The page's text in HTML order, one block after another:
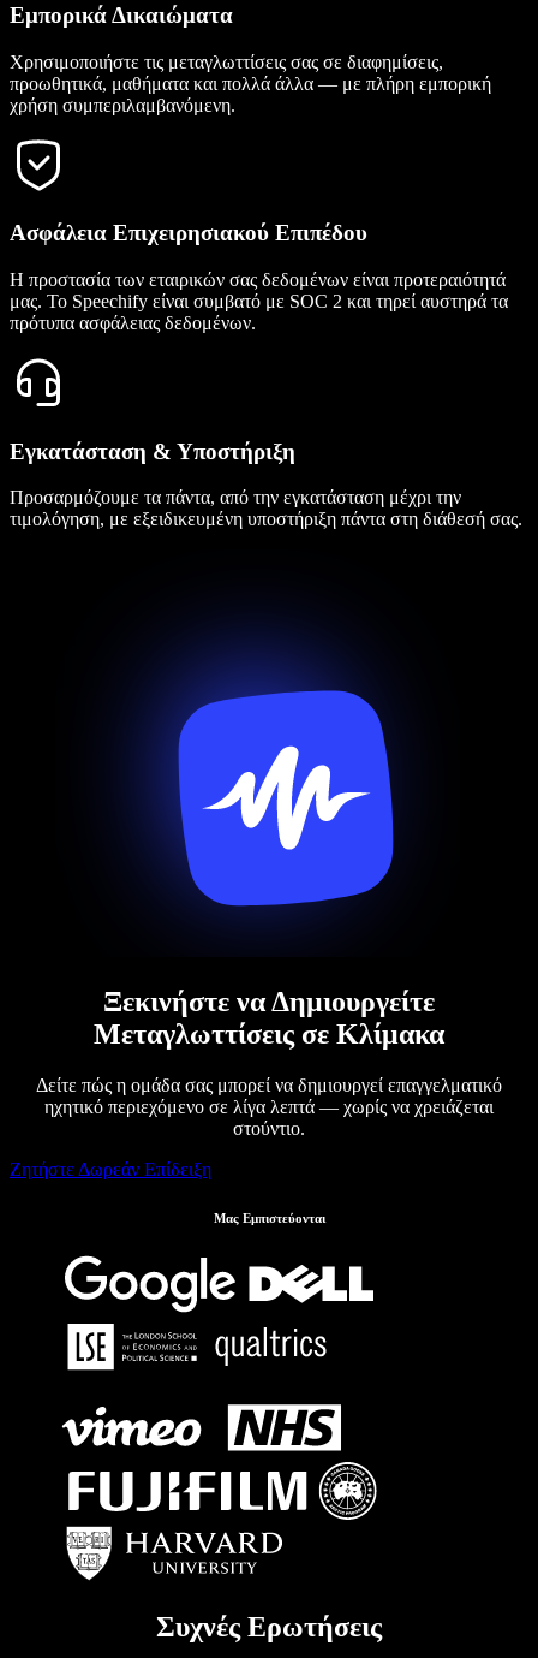
Εμπορικά Δικαιώματα
Χρησιμοποιήστε τις μεταγλωττίσεις σας σε διαφημίσεις,
προωθητικά, μαθήματα και πολλά άλλα — με πλήρη εμπορική
χρήση συμπεριλαμβανόμενη.
Ασφάλεια Επιχειρησιακού Επιπέδου
Η προστασία των εταιρικών σας δεδομένων είναι προτεραιότητά
μας. Το Speechify είναι συμβατό με SOC 2 και τηρεί αυστηρά τα
πρότυπα ασφάλειας δεδομένων.
Εγκατάσταση & Υποστήριξη
Προσαρμόζουμε τα πάντα, από την εγκατάσταση μέχρι την
τιμολόγηση, με εξειδικευμένη υποστήριξη πάντα στη διάθεσή σας.
Ξεκινήστε να Δημιουργείτε
Μεταγλωττίσεις σε Κλίμακα
Δείτε πώς η ομάδα σας μπορεί να δημιουργεί επαγγελματικό
ηχητικό περιεχόμενο σε λίγα λεπτά — χωρίς να χρειάζεται
στούντιο.
Ζητήστε Δωρεάν Επίδειξη
Μας Εμπιστεύονται
Συχνές Ερωτήσεις